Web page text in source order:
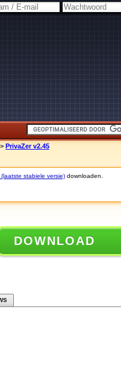
> PrivaZer v2.45
stabiele versie) downloaden.
DOWNLOAD